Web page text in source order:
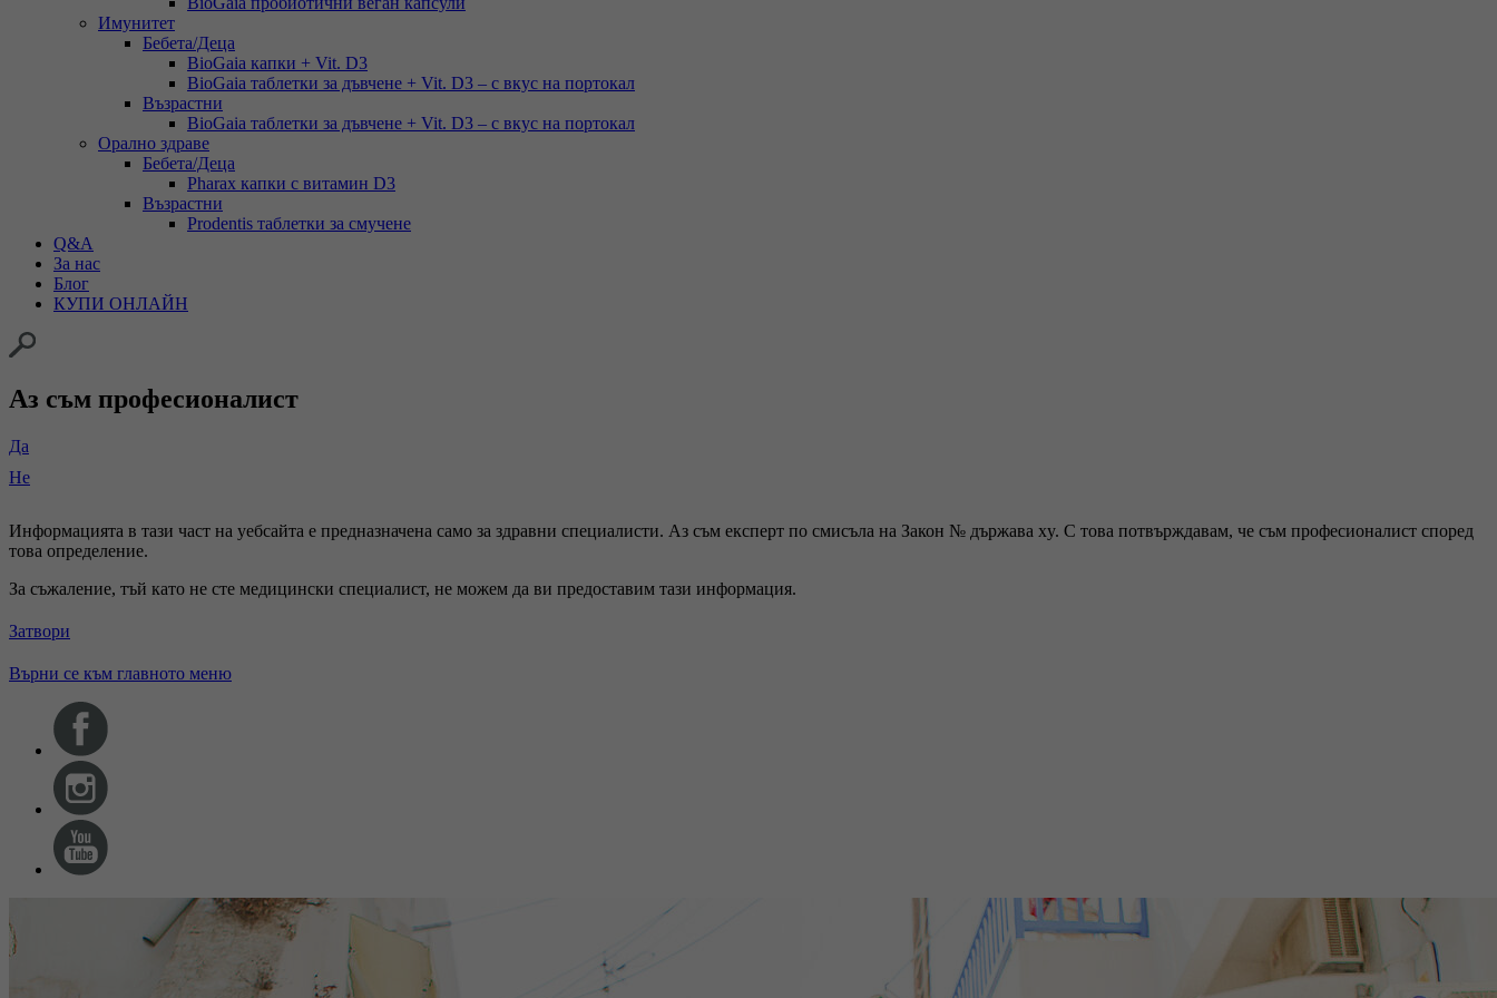
Имунитет
Бебета/Деца
BioGaia капки + Vit. D3
BioGaia таблетки за дъвчене + Vit. D3 – с вкус на портокал
Възрастни
BioGaia таблетки за дъвчене + Vit. D3 – с вкус на портокал
Орално здраве
Бебета/Деца
Pharax капки с витамин D3
Възрастни
Prodentis таблетки за смучене
Q&A
За нас
Блог
КУПИ ОНЛАЙН
Аз съм професионалист
Да
Не
Информацията в тази част на уебсайта е предназначена само за здравни специалисти. Аз съм експерт по смисъла на Закон № държава xy. С това потвърждавам, че съм професионалист според
това определение.
За съжаление, тъй като не сте медицински специалист, не можем да ви предоставим тази информация.
Затвори
Върни се към главното меню